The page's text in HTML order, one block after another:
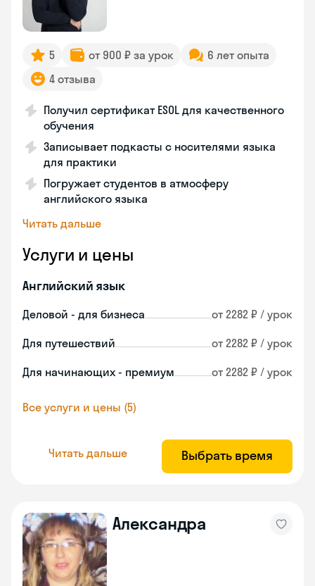
5 от 900 ₽ за урок
6 лет опыта
4 отзыва
Получил сертификат ESOL для качественного
обучения
Записывает подкасты с носителями языка
для практики
Погружает студентов в атмосферу
английского языка
Читать дальше
Услуги и цены
Английский язык
Деловой - для бизнеса от 2282 ₽ / урок
Для путешествий от 2282 ₽ / урок
Для начинающих - премиум от 2282 ₽ / урок
Все услуги и цены (5)
Читать дальше Выбрать время
Александра